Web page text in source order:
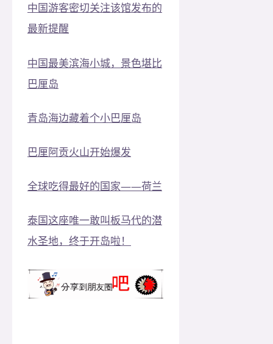
中国游客密切关注该馆发布的
最新提醒
中国最美滨海小城，景色堪比
巴厘岛
青岛海边藏着个小巴厘岛
巴厘阿贡火山开始爆发
全球吃得最好的国家——荷兰
泰国这座唯一敢叫板马代的潜
水圣地，终于开岛啦！